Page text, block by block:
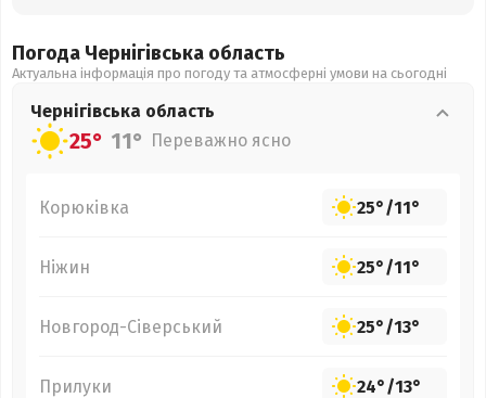
Погода Чернігівська область
Актуальна інформація про погоду та атмосферні умови на сьогодні
Чернігівська область
25° 11° Переважно ясно
Корюківка 25°/11°
Ніжин 25°/11°
Новгород-Сіверський 25°/13°
Прилуки 24°/13°